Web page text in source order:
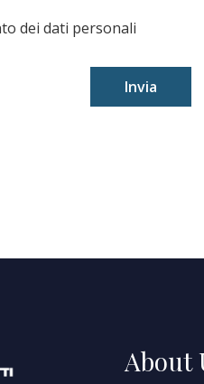
dei dati personali
Invia
About